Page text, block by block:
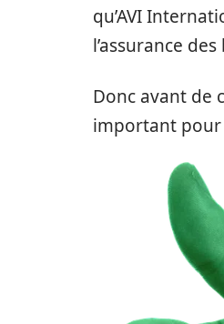
qu’AVI
l’assurance
Donc avant de
important pour